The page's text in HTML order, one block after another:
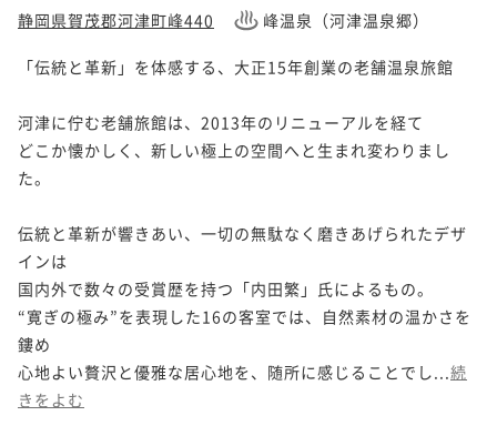
静岡県賀茂郡河津町峰440 峰温泉（河津温泉郷）
「伝統と革新」を体感する、大正15年創業の老舗温泉旅館
河津に佇む老舗旅館は、2013年のリニューアルを経て
どこか懐かしく、新しい極上の空間へと生まれ変わりまし
た。
伝統と革新が響きあい、一切の無駄なく磨きあげられたデザ
インは
国内外で数々の受賞歴を持つ「内田繁」氏によるもの。
“寛ぎの極み”を表現した16の客室では、自然素材の温かさを
鏤め
心地よい贅沢と優雅な居心地を、随所に感じることでし... 続
きをよむ